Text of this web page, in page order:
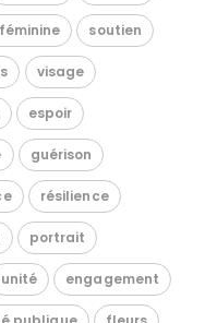
soutien
visage
espoir
guérison
résilience
portrait
unité engagement